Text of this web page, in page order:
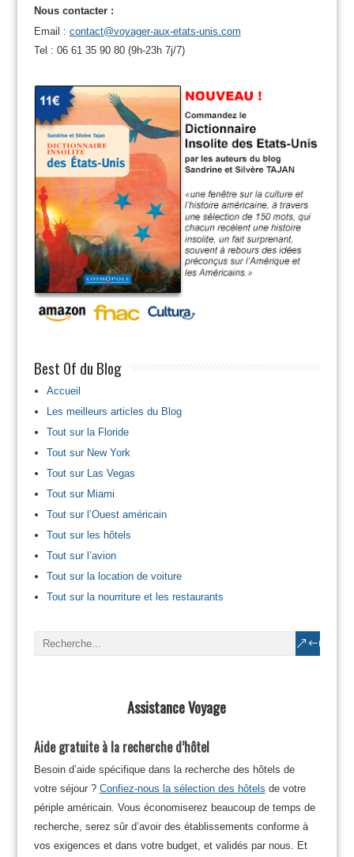
Nous contacter :
Email : contact@voyager-aux-etats-unis.com
Tel : 06 61 35 90 80 (9h-23h 7j/7)
Best Of du Blog
Accueil
Les meilleurs articles du Blog
Tout sur la Floride
Tout sur New York
Tout sur Las Vegas
Tout sur Miami
Tout sur l’Ouest américain
Tout sur les hôtels
Tout sur l’avion
Tout sur la location de voiture
Tout sur la nourriture et les restaurants
Assistance Voyage
Aide gratuite à la recherche d’hôtel
Besoin d’aide spécifique dans la recherche des hôtels de
votre séjour ? Confiez-nous la sélection des hôtels de votre
périple américain. Vous économiserez beaucoup de temps de
recherche, serez sûr d’avoir des établissements conforme à
vos exigences et dans votre budget, et validés par nous. Et